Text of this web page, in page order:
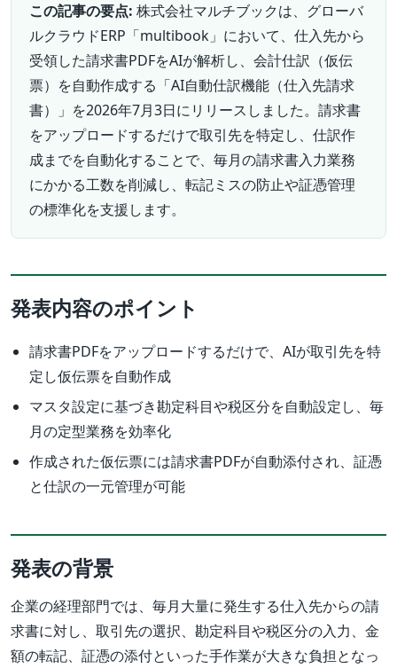
この記事の要点: 株式会社マルチブックは、グローバ
ルクラウドERP「multibook」において、仕入先から
受領した請求書PDFをAIが解析し、会計仕訳（仮伝
票）を自動作成する「AI自動仕訳機能（仕入先請求
書）」を2026年7月3日にリリースしました。請求書
をアップロードするだけで取引先を特定し、仕訳作
成までを自動化することで、毎月の請求書入力業務
にかかる工数を削減し、転記ミスの防止や証憑管理
の標準化を支援します。
発表内容のポイント
請求書PDFをアップロードするだけで、AIが取引先を特
定し仮伝票を自動作成
マスタ設定に基づき勘定科目や税区分を自動設定し、毎
月の定型業務を効率化
作成された仮伝票には請求書PDFが自動添付され、証憑
と仕訳の一元管理が可能
発表の背景
企業の経理部門では、毎月大量に発生する仕入先からの請
求書に対し、取引先の選択、勘定科目や税区分の入力、金
額の転記、証憑の添付といった手作業が大きな負担となっ